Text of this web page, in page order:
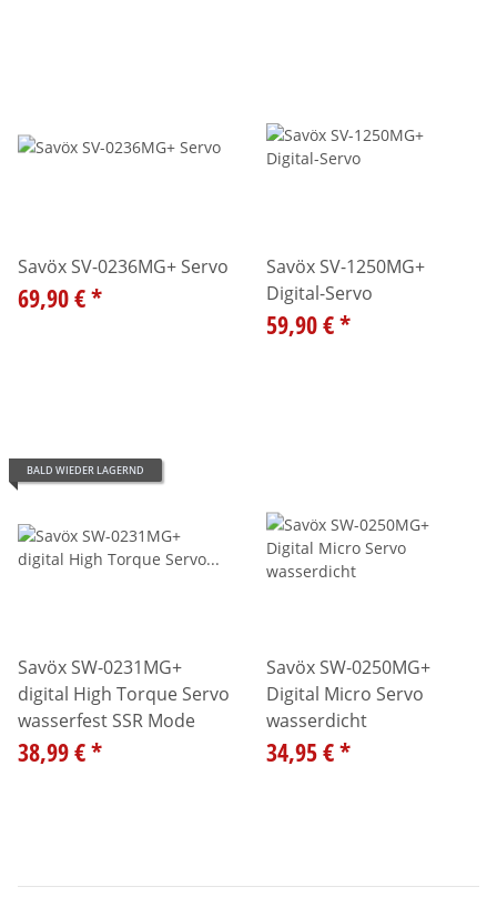
Savöx SV-0236MG+ Servo
69,90 €*
Savöx SV-1250MG+
Digital-Servo
59,90 €*
BALD WIEDER LAGERND
Savöx SW-0231MG+
digital High Torque Servo
wasserfest SSR Mode
38,99 €*
Savöx SW-0250MG+
Digital Micro Servo
wasserdicht
34,95 €*